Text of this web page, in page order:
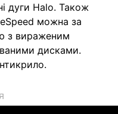
дуги Halo. Також
можна за
з вираженим
дисками.